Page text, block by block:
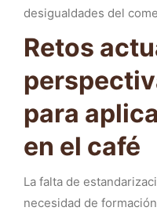
desigualdades del
Retos
para
en el café
La falta de
necesidad de